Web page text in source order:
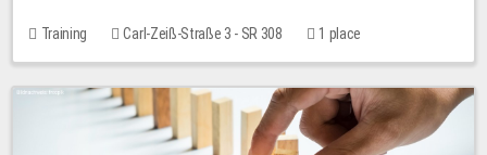
Training Carl-Zeiß-Straße 3 - SR 308 1 place